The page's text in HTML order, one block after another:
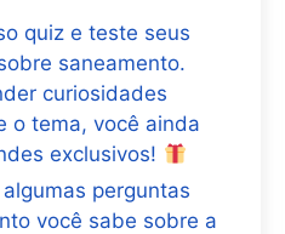
quiz e teste seus
saneamento.
curiosidades
o tema, você ainda
exclusivos!
perguntas
você sabe sobre a